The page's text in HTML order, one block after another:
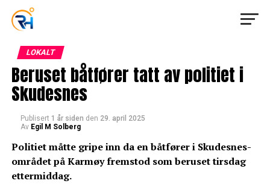
LOKALT
Beruset båtfører tatt av politiet i
Skudesnes
Publisert 1 år siden den 29. april 2025
Av Egil M Solberg
Politiet måtte gripe inn da en båtfører i Skudesnes-
området på Karmøy fremstod som beruset tirsdag
ettermiddag.